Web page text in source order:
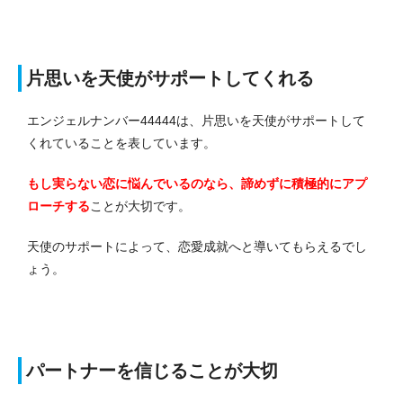
片思いを天使がサポートしてくれる
エンジェルナンバー44444は、片思いを天使がサポートして
くれていることを表しています。
もし実らない恋に悩んでいるのなら、諦めずに積極的にアプ
ローチすることが大切です。
天使のサポートによって、恋愛成就へと導いてもらえるでし
ょう。
パートナーを信じることが大切